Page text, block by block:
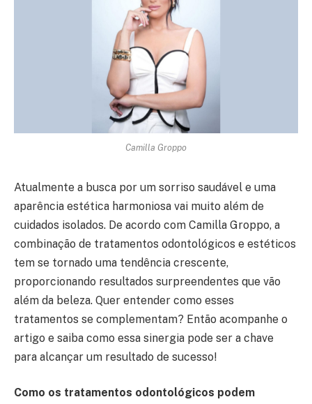
Camilla Groppo
Atualmente a busca por um sorriso saudável e uma
aparência estética harmoniosa vai muito além de
cuidados isolados. De acordo com Camilla Groppo, a
combinação de tratamentos odontológicos e estéticos
tem se tornado uma tendência crescente,
proporcionando resultados surpreendentes que vão
além da beleza. Quer entender como esses
tratamentos se complementam? Então acompanhe o
artigo e saiba como essa sinergia pode ser a chave
para alcançar um resultado de sucesso!
Como os tratamentos odontológicos podem